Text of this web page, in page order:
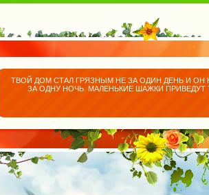
ТВОЙ ДОМ СТАЛ ГРЯЗНЫМ НЕ ЗА ОДИН ДЕНЬ И ОН
ЗА ОДНУ НОЧЬ. МАЛЕНЬКИЕ ШАЖКИ